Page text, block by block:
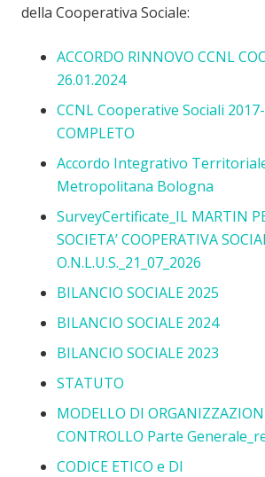
della Cooperativa Sociale:
ACCORDO RINNOVO CCNL
26.01.2024
CCNL Cooperative Sociali
COMPLETO
Accordo Integrativo
Metropolitana Bologna
SurveyCertificate_IL MARTIN
SOCIETA’ COOPERATIVA
O.N.L.U.S._21_07_2026
BILANCIO SOCIALE 2025
BILANCIO SOCIALE 2024
BILANCIO SOCIALE 2023
STATUTO
MODELLO DI
CONTROLLO Parte
CODICE ETICO e DI